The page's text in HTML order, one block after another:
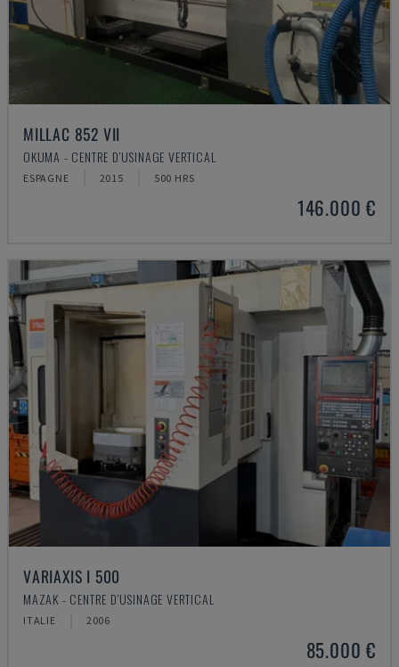
MILLAC 852 VII
OKUMA - CENTRE D'USINAGE VERTICAL
ESPAGNE 2015 500 HRS
146.000 €
VARIAXIS I 500
MAZAK - CENTRE D'USINAGE VERTICAL
ITALIE 2006
85.000 €